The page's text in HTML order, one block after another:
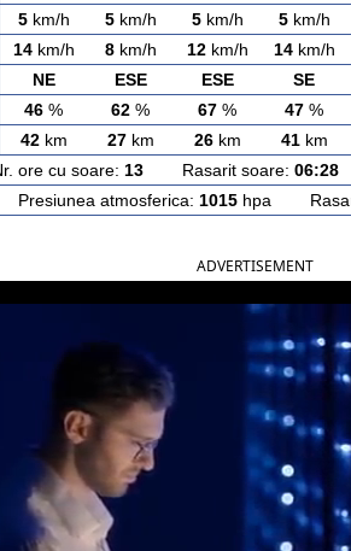
5km/h 5km/h 5km/h 5km/h
14km/h 8km/h 12km/h 14km/h
NE ESE ESE SE
46 % 62 % 67 % 47 %
42km 27km 26km 41km
ore cu soare: 13Rasarit soare: 06:28
atmosferica: 1015hpa
ADVERTISEMENT